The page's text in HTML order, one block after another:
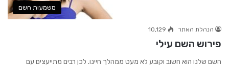
משמעות השם
הנהלת האתר 10,129
פירוש השם עילי
השם שלנו הוא חשוב וקובע לא מעט ממהלך חיינו. לכן רבים מתייעצים עם